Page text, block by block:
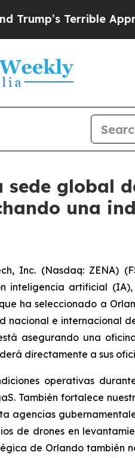
Terrible Approval
global
una
Inc. (Nasdaq: ZENA)
inteligencia artificial
ha seleccionado a
nacional e internacional
asegurando una
directamente a sus
operativas
También fortalece
agencias
de drones en
de Orlando también